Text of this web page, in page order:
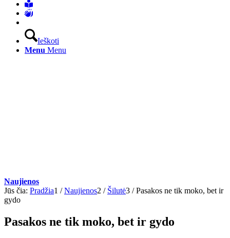
Ieškoti
Menu Menu
Naujienos
Jūs čia: Pradžia1 / Naujienos2 / Šilutė3 / Pasakos ne tik moko, bet ir
gydo
Pasakos ne tik moko, bet ir gydo